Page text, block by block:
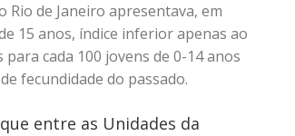
de Janeiro apresentava, em
15 anos, índice inferior apenas ao
cada 100 jovens de 0-14 anos
fecundidade do passado.
entre as Unidades da